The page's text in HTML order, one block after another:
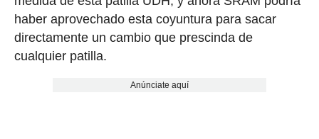
haber aprovechado esta coyuntura para sacar
directamente un cambio que prescinda de
cualquier patilla.
Anúnciate aquí